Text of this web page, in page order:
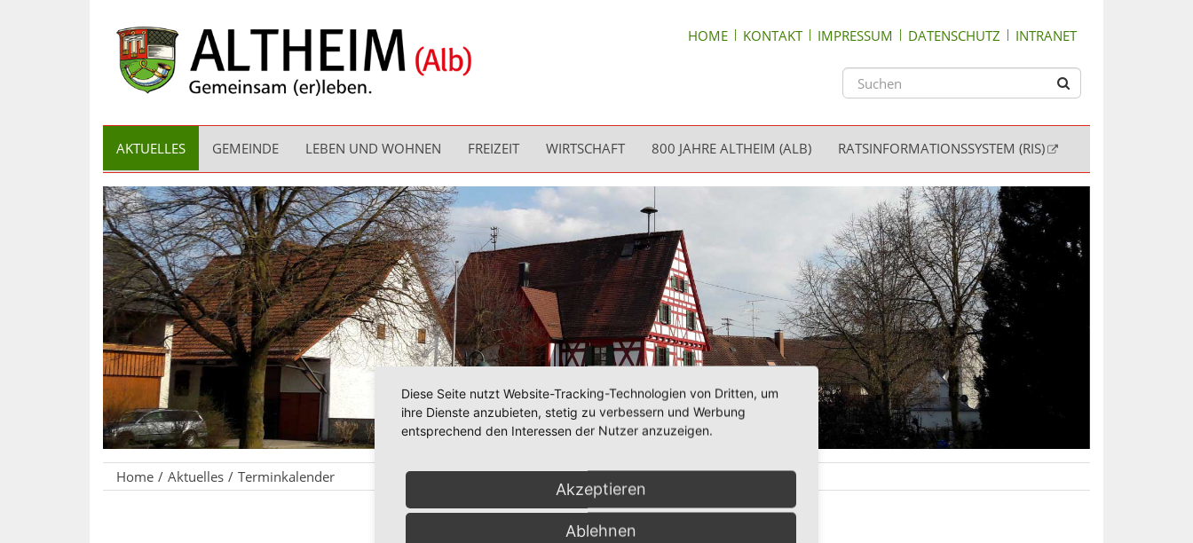
HOME KONTAKT IMPRESSUM DATENSCHUTZ INTRANET
AKTUELLES GEMEINDE LEBEN UND WOHNEN FREIZEIT WIRTSCHAFT 800 JAHRE ALTHEIM (ALB) RATSINFORMATIONSSYSTEM (RIS)
Home Aktuelles Terminkalender
Diese Seite nutzt Website-Tracking-Technologien von Dritten, um
ihre Dienste anzubieten, stetig zu verbessern und Werbung
entsprechend den Interessen der Nutzer anzuzeigen.
Akzeptieren
Ablehnen